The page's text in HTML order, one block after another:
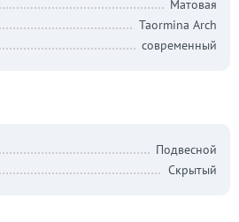
Матовая
Taormina Arch
современный
Подвесной
Скрытый